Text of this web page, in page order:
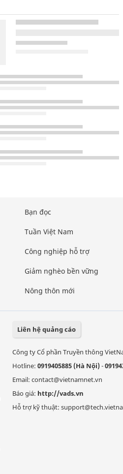
Bạn đọc
Tuần Việt Nam
Công nghiệp hỗ trợ
Giảm nghèo bền vững
Nông thôn mới
Liên hệ quảng cáo
Công ty Cổ phần Truyền thông
Hotline: 0919405885 (Hà Nội)-
Email: contact@vietnamnet.vn
Báo giá: http://vads.vn
Hỗ trợ kỹ thuật: